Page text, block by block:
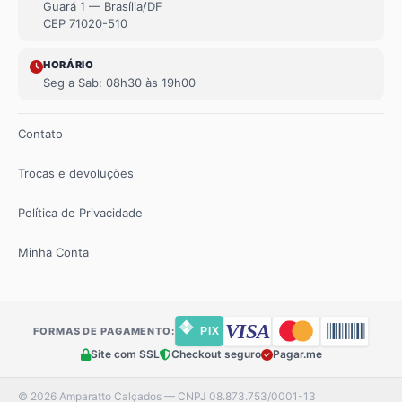
Guará 1 — Brasília/DF
CEP 71020-510
HORÁRIO
Seg a Sab: 08h30 às 19h00
Contato
Trocas e devoluções
Política de Privacidade
Minha Conta
FORMAS DE PAGAMENTO: PIX VISA
Site com SSL Checkout seguro Pagar.me
© 2026 Amparatto Calçados — CNPJ 08.873.753/0001-13